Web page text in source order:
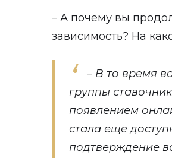
– А почему вы
зависимость? На
– В то время
группы
появлением
стала ещё
подтверждение